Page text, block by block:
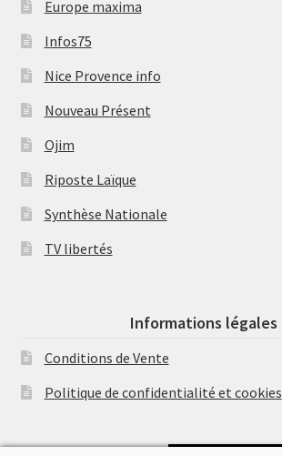
Europe maxima
Infos75
Nice Provence info
Nouveau Présent
Ojim
Riposte Laïque
Synthèse Nationale
TV libertés
Informations légales
Conditions de Vente
Politique de confidentialité et cookies